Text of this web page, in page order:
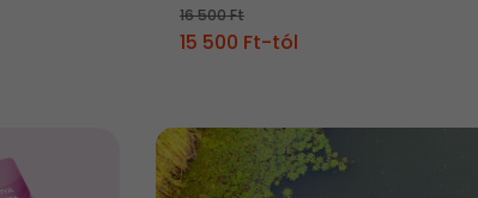
16 500 Ft
15 500 Ft-tól